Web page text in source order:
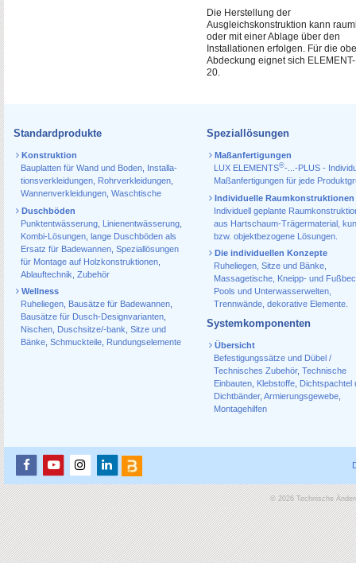
Die Herstellung der
Ausgleichskonstruktion kann
oder mit einer Ablage über den
Installationen erfolgen. Für die
Abdeckung eignet sich
20.
Standardprodukte
Konstruktion
Bauplatten für Wand und Boden Installa­
tions­verkleidungen Rohr­verkleidungen
Wannen­verkleidungen Waschtische
Duschböden
Punktentwässerung Linienentwässerung
Kombi-Lösungen lange Duschböden als
Ersatz für Badewannen Speziallösungen
für Montage auf Holzkonstruktionen
Ablauf­technik, Zubehör
Wellness
Ruheliegen
Bausätze für Badewannen
Bausätze für Dusch-Designvarianten
Nischen
Duschsitze/-bank Sitze und
Bänke Schmuckteile Rundungselemente
Speziallösungen
Maßanfertigungen
LUX ELEMENTS®-...-PLUS -
Maßanfertigungen für jede
Individuelle Raumkonstruktionen
Individuell geplante
aus Hartschaum-Trägermaterial,
bzw. objektbezogene Lösungen.
Die individuellen Konzepte
Ruheliegen, Sitze und Bänke,
Massagetische, Kneipp- und
Pools und Unterwasserwelten,
Trennwände, dekorative Elemente.
Systemkomponenten
Übersicht
Befestigungssätze und Dübel /
Technisches Zubehör, Technische
Einbauten, Klebstoffe,
Dichtspachtel
Dichtbänder, Armierungsgewebe,
Montagehilfen
© 2026 Technische